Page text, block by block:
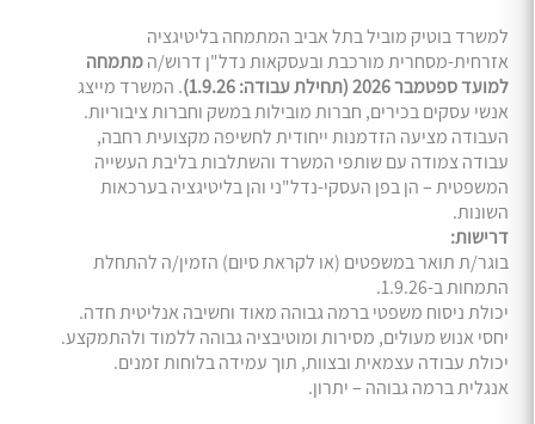
למשרד בוטיק מוביל בתל אביב המתמחה בליטיגציה
אזרחית-מסחרית מורכבת ובעסקאות נדל"ן דרוש/המתמחה
למועד ספטמבר 2026 (תחילת עבודה: 1.9.26)
. המשרד מייצג
אנשי עסקים בכירים, חברות מובילות במשק וחברות ציבוריות.
העבודה מציעה הזדמנות ייחודית לחשיפה מקצועית רחבה,
עבודה צמודה עם שותפי המשרד והשתלבות בליבת העשייה
המשפטית – הן בפן העסקי-נדל"ני והן בליטיגציה בערכאות
השונות.
דרישות:
בוגר/ת תואר במשפטים (או לקראת סיום) הזמין/ה להתחלת
התמחות ב-1.9.26.
יכולת ניסוח משפטי ברמה גבוהה מאוד וחשיבה אנליטית חדה.
יחסי אנוש מעולים, מסירות ומוטיבציה גבוהה ללמוד ולהתמקצע.
יכולת עבודה עצמאית ובצוות, תוך עמידה בלוחות זמנים.
אנגלית ברמה גבוהה – יתרון.